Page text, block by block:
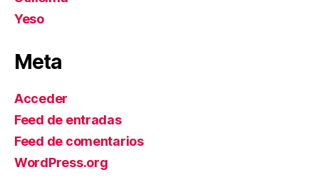
Yeso
Meta
Acceder
Feed de entradas
Feed de comentarios
WordPress.org